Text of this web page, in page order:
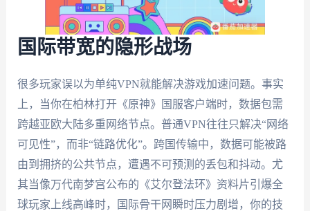
国际带宽的隐形战场
很多玩家误以为单纯VPN就能解决游戏加速问题。事实
上，当你在柏林打开《原神》国服客户端时，数据包需
跨越亚欧大陆多重网络节点。普通VPN往往只解决“网络
可见性”，而非“链路优化”。跨国传输中，数据可能被路
由到拥挤的公共节点，遭遇不可预测的丢包和抖动。尤
其当像万代南梦宫公布的《艾尔登法环》资料片引爆全
球玩家上线高峰时，国际骨干网瞬时压力剧增，你的技